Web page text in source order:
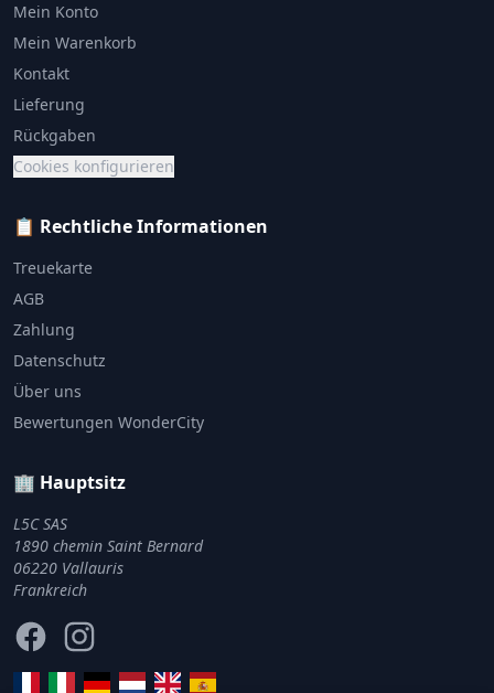
Mein Konto
Mein Warenkorb
Kontakt
Lieferung
Rückgaben
Cookies konfigurieren
📋 Rechtliche Informationen
Treuekarte
AGB
Zahlung
Datenschutz
Über uns
Bewertungen WonderCity
🏢 Hauptsitz
L5C SAS
1890 chemin Saint Bernard
06220 Vallauris
Frankreich
FacebookInstagram